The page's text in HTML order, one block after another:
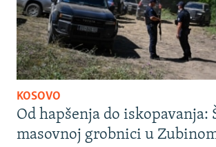
KOSOVO
Od hapšenja do iskopavanja:
masovnoj grobnici u